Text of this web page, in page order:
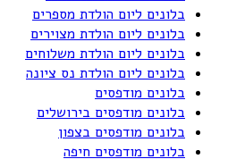
בלונים ליום הולדת מספרים
בלונים ליום הולדת מצוירים
בלונים ליום הולדת משלוחים
בלונים ליום הולדת נס ציונה
בלונים מודפסים
בלונים מודפסים בירושלים
בלונים מודפסים בצפון
בלונים מודפסים חיפה